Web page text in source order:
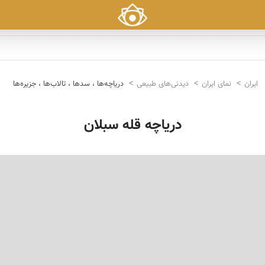
ایران نمای ایران دیدنی‌های طبیعی دریاچه‌ها ، سدها ، تالاب‌ها ، جزیره‌ها
دریاچه قله سبلان